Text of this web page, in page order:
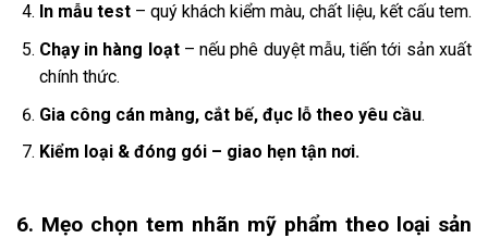
In mẫu test– quý khách kiểm màu, chất liệu, kết cấu tem.
Chạy in hàng loạt– nếu phê duyệt mẫu, tiến tới sản xuất
chính thức.
Gia công cán màng, cắt bế, đục lỗ theo yêu cầu.
Kiểm loại & đóng gói – giao hẹn tận nơi.
6. Mẹo chọn tem nhãn mỹ phẩm theo loại sản